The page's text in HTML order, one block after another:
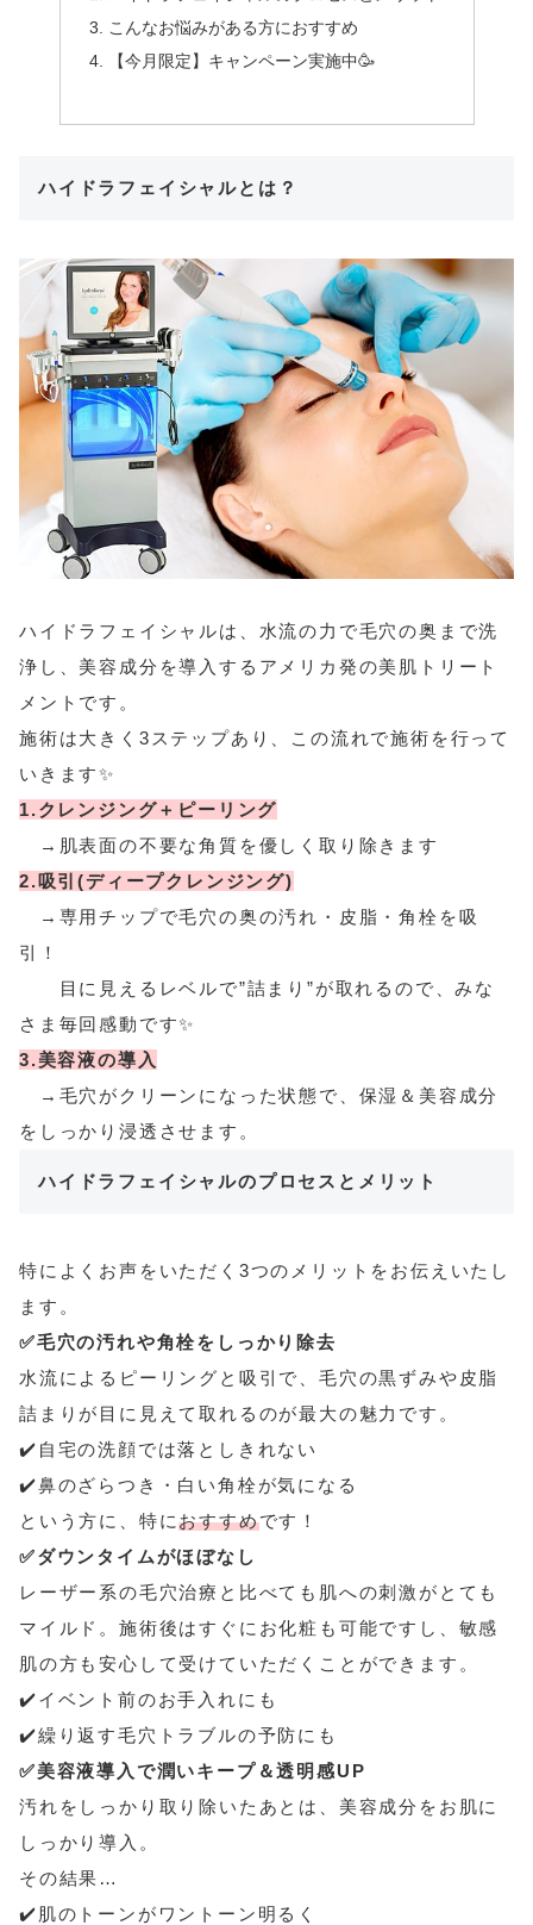
こんなお悩みがある方におすすめ
【今月限定】キャンペーン実施中🥳
ハイドラフェイシャルとは？
ハイドラフェイシャルは、水流の力で毛穴の奥まで洗
浄し、美容成分を導入するアメリカ発の美肌トリート
メントです。
施術は大きく3ステップあり、この流れで施術を行って
いきます✨️
1.クレンジング＋ピーリング
→肌表面の不要な角質を優しく取り除きます
2.吸引(ディープクレンジング)
→専用チップで毛穴の奥の汚れ・皮脂・角栓を吸
引！
目に見えるレベルで”詰まり”が取れるので、みな
さま毎回感動です✨
3.美容液の導入
→毛穴がクリーンになった状態で、保湿＆美容成分
をしっかり浸透させます。
ハイドラフェイシャルのプロセスとメリット
特によくお声をいただく3つのメリットをお伝えいたし
ます。
✅毛穴の汚れや角栓をしっかり除去
水流によるピーリングと吸引で、毛穴の黒ずみや皮脂
詰まりが目に見えて取れるのが最大の魅力です。
✔️自宅の洗顔では落としきれない
✔️鼻のざらつき・白い角栓が気になる
という方に、特におすすめです！
✅ダウンタイムがほぼなし
レーザー系の毛穴治療と比べても肌への刺激がとても
マイルド。施術後はすぐにお化粧も可能ですし、敏感
肌の方も安心して受けていただくことができます。
✔️イベント前のお手入れにも
✔️繰り返す毛穴トラブルの予防にも
✅美容液導入で潤いキープ＆透明感UP
汚れをしっかり取り除いたあとは、美容成分をお肌に
しっかり導入。
その結果…
✔️肌のトーンがワントーン明るく